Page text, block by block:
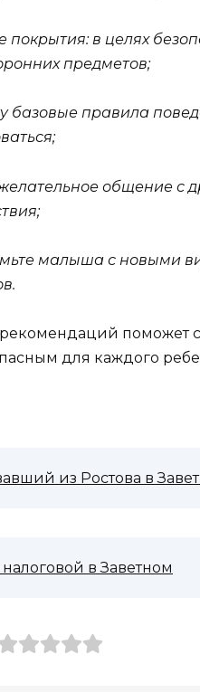
покрытия: в целях
предметов;
базовые правила
общение с
малыша с новыми
поможет
для каждого
из Ростова в
в Заветном